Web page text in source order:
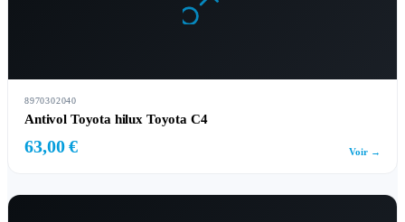
8970302040
Antivol Toyota hilux Toyota C4
63,00 € Voir →